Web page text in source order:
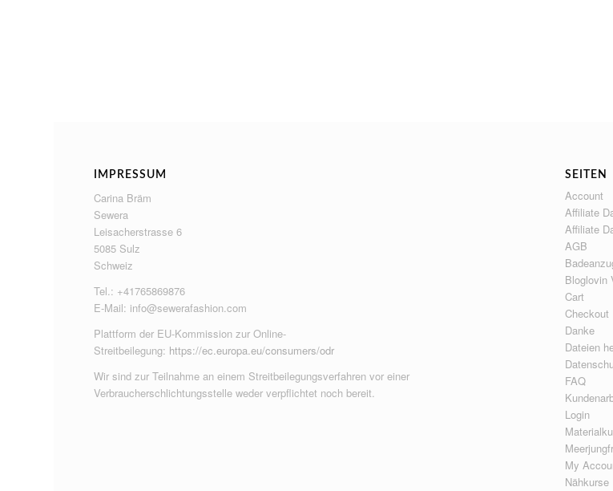
IMPRESSUM
Carina Bräm
Sewera
Leisacherstrasse 6
5085 Sulz
Schweiz
Tel.: +41765869876
E-Mail: info@sewerafashion.com
Plattform der EU-Kommission zur Online-
Streitbeilegung: https://ec.europa.eu/consumers/odr
Wir sind zur Teilnahme an einem Streitbeilegungsverfahren vor einer
Verbraucherschlichtungsstelle weder verpflichtet noch bereit.
SEITEN
Account
Affiliate
Affiliate
AGB
Bloglovin
Cart
Checkout
Danke
Dateien
FAQ
Login
My
Nähkurse